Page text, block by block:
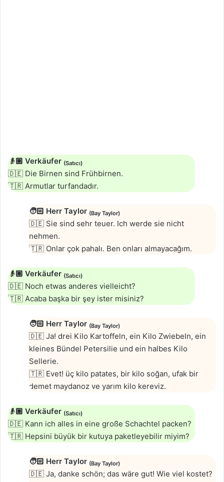
👴🏼 Verkäufer (Satıcı)
🇩🇪 Die Birnen sind Frühbirnen.
🇹🇷 Armutlar turfandadır.
🧑🏻 Herr Taylor (Bay Taylor)
🇩🇪 Sie sind sehr teuer. Ich werde sie nicht
nehmen.
🇹🇷 Onlar çok pahalı. Ben onları almayacağım.
👴🏼 Verkäufer (Satıcı)
🇩🇪 Noch etwas anderes vielleicht?
🇹🇷 Acaba başka bir şey ister misiniz?
🧑🏻 Herr Taylor (Bay Taylor)
🇩🇪 Ja! drei Kilo Kartoffeln, ein Kilo Zwiebeln, ein
kleines Bündel Petersilie und ein halbes Kilo
Sellerie.
🇹🇷 Evet! üç kilo patates, bir kilo soğan, ufak bir
demet maydanoz ve yarım kilo kereviz.
👴🏼 Verkäufer (Satıcı)
🇩🇪 Kann ich alles in eine große Schachtel packen?
🇹🇷 Hepsini büyük bir kutuya paketleyebilir miyim?
🧑🏻 Herr Taylor (Bay Taylor)
🇩🇪 Ja, danke schön; das wäre gut! Wie viel kostet?